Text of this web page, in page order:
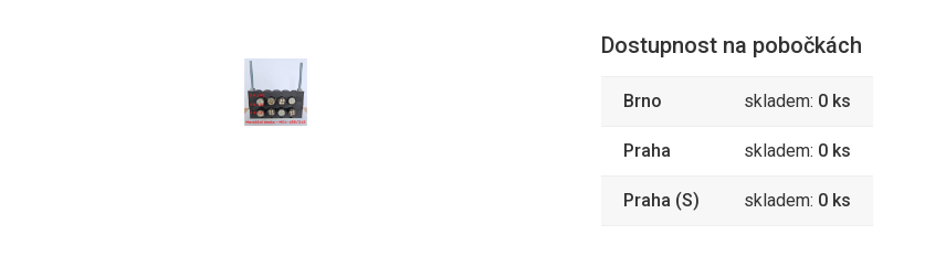
Dostupnost na pobočkách
Brno skladem: 0 ks
Praha skladem: 0 ks
Praha (S) skladem: 0 ks